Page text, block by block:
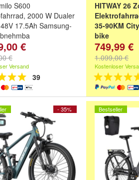
S600
2000 W Dualer
17.5Ah Samsung-
€
€
Versand
39
HITWAY 26
35-90KM
bike
Farbe:
Kohlenstoff
Kohlenstoff
749,99 €
1.099,00 €
Kostenloser
- 35% Bestseller